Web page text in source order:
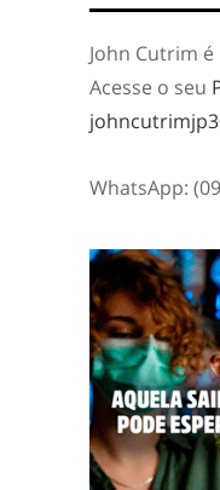
John Cutrim
Acesse o seu
WhatsApp: